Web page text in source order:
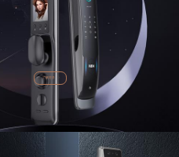
了解更多